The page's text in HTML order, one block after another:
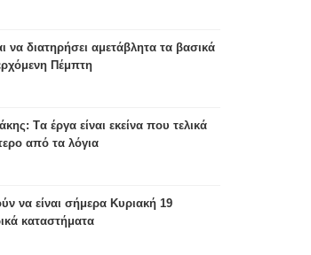
να διατηρήσει αμετάβλητα τα βασικά
Πέμπτη
Tα έργα είναι εκείνα που τελικά
από τα λόγια
να είναι σήμερα Κυριακή 19
καταστήματα